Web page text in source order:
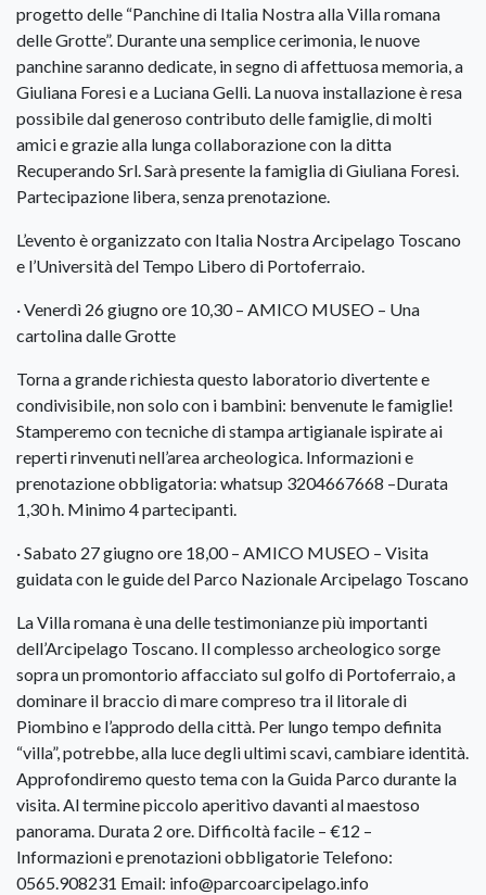
progetto delle “Panchine di Italia Nostra alla Villa romana
delle Grotte”. Durante una semplice cerimonia, le nuove
panchine saranno dedicate, in segno di affettuosa memoria, a
Giuliana Foresi e a Luciana Gelli. La nuova installazione è resa
possibile dal generoso contributo delle famiglie, di molti
amici e grazie alla lunga collaborazione con la ditta
Recuperando Srl. Sarà presente la famiglia di Giuliana Foresi.
Partecipazione libera, senza prenotazione.
L’evento è organizzato con Italia Nostra Arcipelago Toscano
e l’Università del Tempo Libero di Portoferraio.
· Venerdì 26 giugno ore 10,30 – AMICO MUSEO – Una
cartolina dalle Grotte
Torna a grande richiesta questo laboratorio divertente e
condivisibile, non solo con i bambini: benvenute le famiglie!
Stamperemo con tecniche di stampa artigianale ispirate ai
reperti rinvenuti nell’area archeologica. Informazioni e
prenotazione obbligatoria: whatsup 3204667668 –Durata
1,30 h. Minimo 4 partecipanti.
· Sabato 27 giugno ore 18,00 – AMICO MUSEO – Visita
guidata con le guide del Parco Nazionale Arcipelago Toscano
La Villa romana è una delle testimonianze più importanti
dell’Arcipelago Toscano. Il complesso archeologico sorge
sopra un promontorio affacciato sul golfo di Portoferraio, a
dominare il braccio di mare compreso tra il litorale di
Piombino e l’approdo della città. Per lungo tempo definita
“villa”, potrebbe, alla luce degli ultimi scavi, cambiare identità.
Approfondiremo questo tema con la Guida Parco durante la
visita. Al termine piccolo aperitivo davanti al maestoso
panorama. Durata 2 ore. Difficoltà facile – €12 –
Informazioni e prenotazioni obbligatorie Telefono:
0565.908231 Email: info@parcoarcipelago.info